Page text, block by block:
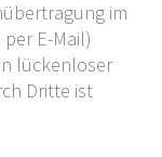
im
E-Mail)
lückenloser
Dritte ist